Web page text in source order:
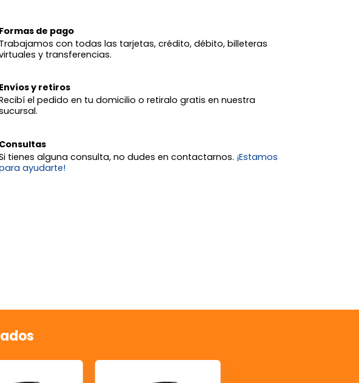
Formas de pago
Trabajamos con todas las tarjetas, crédito, débito, billeteras
y transferencias.
Envíos y retiros
el pedido en tu domicilio o retiralo gratis en nuestra
Consultas
tienes alguna consulta, no dudes en contactarnos. ¡Estamos
ayudarte!